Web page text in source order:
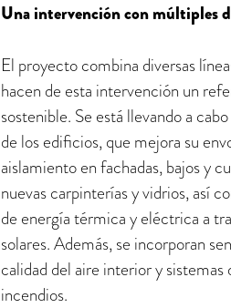
Una intervención con múltiples
El proyecto combina diversas
hacen de esta intervención un
sostenible. Se está llevando a
de los edificios, que mejora su
aislamiento en fachadas, bajos y
nuevas carpinterías y vidrios, así
de energía térmica y eléctrica a
solares. Además, se incorporan
calidad del aire interior y
incendios.